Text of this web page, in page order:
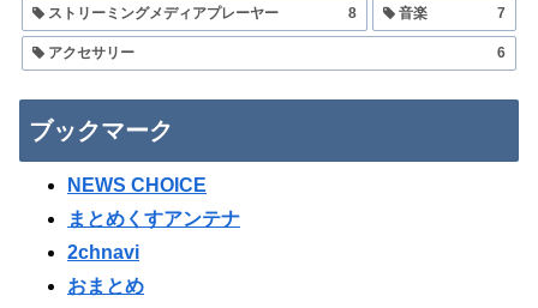
ストリーミングメディアプレーヤー 8 音楽 7
アクセサリー 6
ブックマーク
NEWS CHOICE
まとめくすアンテナ
2chnavi
おまとめ